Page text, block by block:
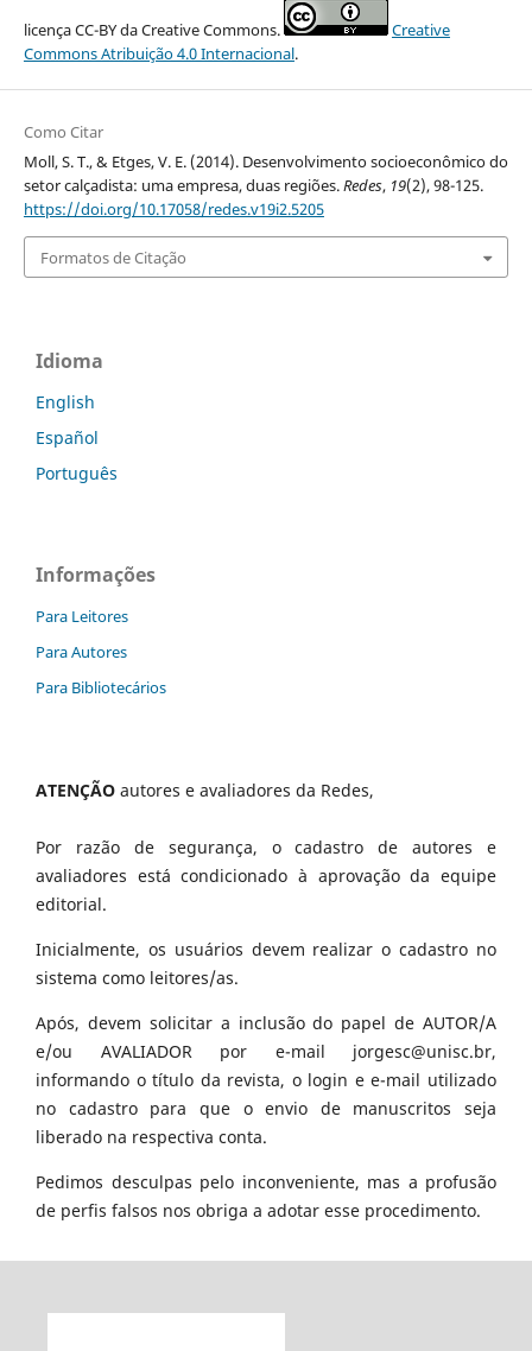
licença CC-BY da Creative Commons.
Creative
Commons Atribuição 4.0 Internacional.
Como Citar
Moll, S. T., & Etges, V. E. (2014). Desenvolvimento socioeconômico do
setor calçadista: uma empresa, duas regiões.Redes, 19(2), 98-125.
https://doi.org/10.17058/redes.v19i2.5205
Formatos de Citação
Idioma
English
Español
Português
Informações
Para Leitores
Para Autores
Para Bibliotecários
ATENÇÃO autores e avaliadores da Redes,
Por razão de segurança, o cadastro de autores e
avaliadores está condicionado à aprovação da equipe
editorial.
Inicialmente, os usuários devem realizar o cadastro no
sistema como leitores/as.
Após, devem solicitar a inclusão do papel de AUTOR/A
e/ou AVALIADOR por e-mail jorgesc@unisc.br,
informando o título da revista, o login e e-mail utilizado
no cadastro para que o envio de manuscritos seja
liberado na respectiva conta.
Pedimos desculpas pelo inconveniente, mas a profusão
de perfis falsos nos obriga a adotar esse procedimento.